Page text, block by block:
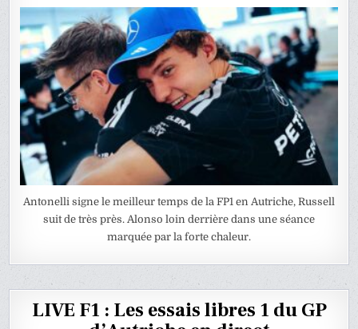
Antonelli signe le meilleur temps de la FP1 en Autriche, Russell
suit de très près. Alonso loin derrière dans une séance
marquée par la forte chaleur.
LIVE F1 : Les essais libres 1 du GP